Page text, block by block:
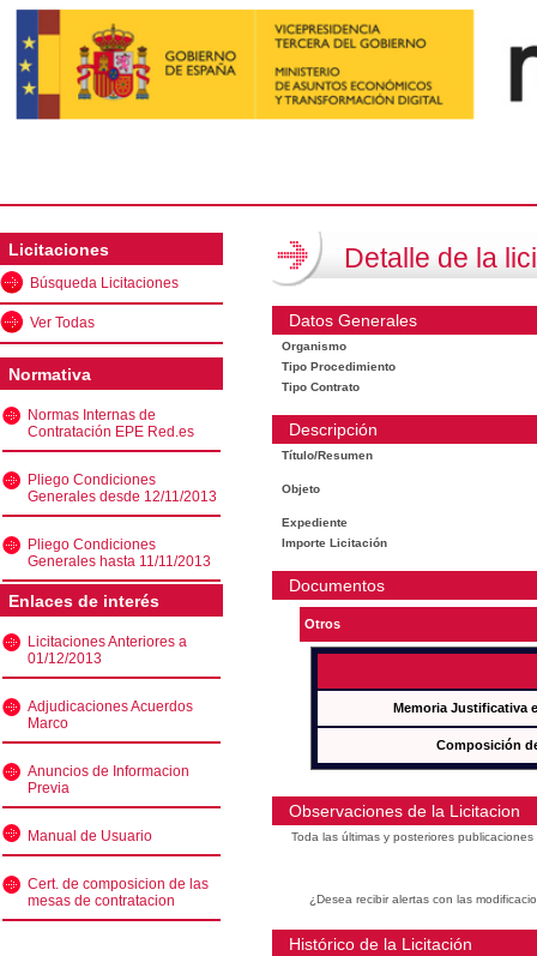
Licitaciones
Búsqueda Licitaciones
Ver Todas
Normativa
Normas Internas de
Contratación EPE Red.es
Pliego Condiciones
Generales desde 12/11/2013
Pliego Condiciones
Generales hasta 11/11/2013
Enlaces de interés
Licitaciones Anteriores a
01/12/2013
Adjudicaciones Acuerdos
Marco
Anuncios de Informacion
Previa
Manual de Usuario
Cert. de composicion de las
mesas de contratacion
Detalle de la
Datos Generales
Organismo
Tipo Procedimiento
Tipo Contrato
Descripción
Título/Resumen
Objeto
Expediente
Importe Licitación
Documentos
Otros
Memoria Justificativa
Composición
Observaciones de la Licitacion
Toda las últimas y posteriores
¿Desea recibir alertas con las
Histórico de la Licitación